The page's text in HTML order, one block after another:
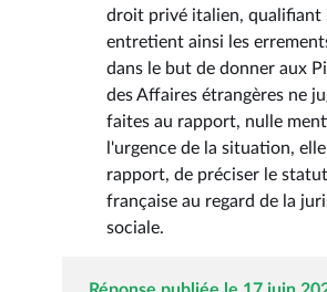
droit privé italien, qualifiant
entretient ainsi les
dans le but de donner aux
des Affaires étrangères ne
faites au rapport, nulle
l'urgence de la situation,
rapport, de préciser le
française au regard de la
sociale.